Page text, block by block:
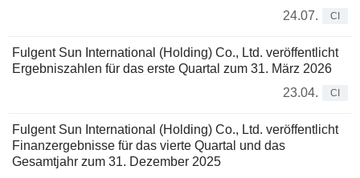
24.07.
CI
Fulgent Sun International (Holding) Co., Ltd. veröffentlicht
Ergebniszahlen für das erste Quartal zum 31. März 2026
23.04.
CI
Fulgent Sun International (Holding) Co., Ltd. veröffentlicht
Finanzergebnisse für das vierte Quartal und das
Gesamtjahr zum 31. Dezember 2025